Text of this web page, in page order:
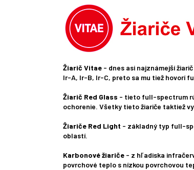
Žiarič Vitae - dnes asi najznámejší
Ir-A, Ir-B, Ir-C, preto sa mu tiež hovorí
Žiarič Red Glass - tieto full-spectrum
ochorenie. Všetky tieto žiariče taktiež
Žiariče Red Light - základný typ full-
oblastí.
Karbonové žiariče - z hľadiska
povrchové teplo s nízkou povrchovou